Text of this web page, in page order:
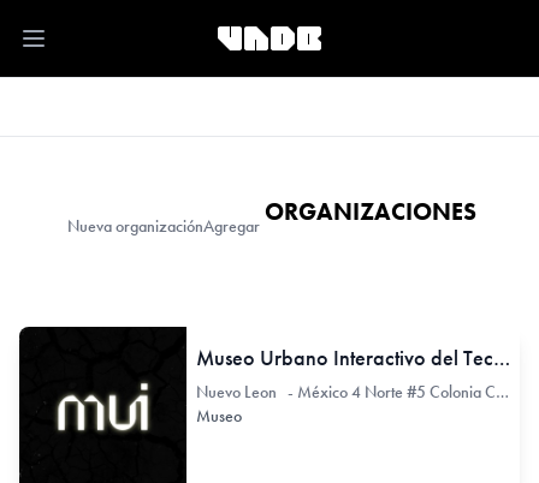
Open main menu
Nueva organizaciónAgregar ORGANIZACIONES
Museo Urbano Interactivo del Tecnológico de Monterrey - MUI
Nuevo Leon - México 4 Norte #5 Colonia Centro
Museo